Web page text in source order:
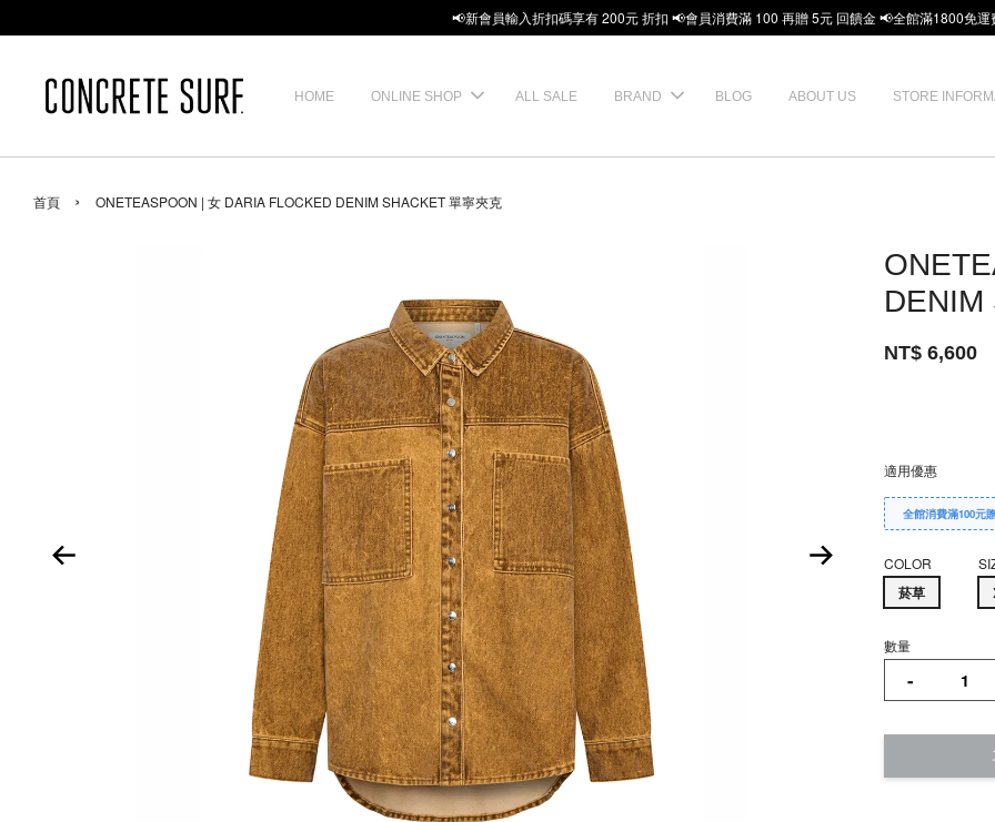
📢新會員輸入折扣碼享有 200元 折扣 📢會員消費滿 100 再贈 5元 回饋金 📢全館滿1800免運
HOME ONLINE SHOP ALL SALE BRAND BLOG ABOUT US STORE
首頁 › ONETEASPOON | 女 DARIA FLOCKED DENIM SHACKET 單寧夾克
DENIM
NT$ 6,600
適用優惠
全館消費滿100元
COLOR
菸草
數量
-